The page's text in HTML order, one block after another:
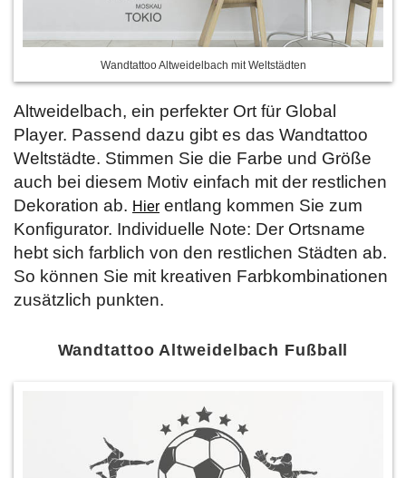
Wandtattoo Altweidelbach mit Weltstädten
Altweidelbach, ein perfekter Ort für Global
Player. Passend dazu gibt es das Wandtattoo
Weltstädte. Stimmen Sie die Farbe und Größe
auch bei diesem Motiv einfach mit der restlichen
Dekoration ab. Hier entlang kommen Sie zum
Konfigurator. Individuelle Note: Der Ortsname
hebt sich farblich von den restlichen Städten ab.
So können Sie mit kreativen Farbkombinationen
zusätzlich punkten.
Wandtattoo Altweidelbach Fußball